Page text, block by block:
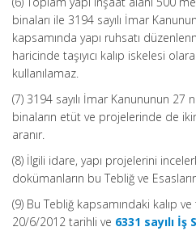
binaları ile 3194 sayılı İmar
kapsamında yapı ruhsatı
haricinde taşıyıcı kalıp iskelesi
kullanılamaz.
(7) 3194 sayılı İmar Kanununun 27
binaların etüt ve projelerinde de
aranır.
(8) İlgili idare, yapı projelerini
dokümanların bu Tebliğ ve
(9) Bu Tebliğ kapsamındaki kalıp ve
20/6/2012 tarihli ve 6331 sayılı İş